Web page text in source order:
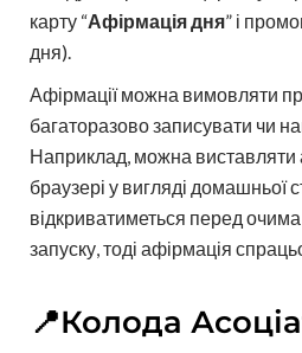
карту “Афірмація дня” і
дня).
Афірмації можна вимовляти
багаторазово записувати чи
Наприклад, можна виставляти
браузері у вигляді домашньої
відкриватиметься перед
запуску, тоді афірмація
📍Колода